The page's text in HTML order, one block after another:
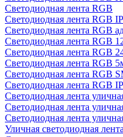
Светодиодная лента RGB
Светодиодная лента RGB
Светодиодная лента RGB
Светодиодная лента RGB
Светодиодная лента RGB
Светодиодная лента RGB
Светодиодная лента RGB
Светодиодная лента RGB
Светодиодная лента
Светодиодная лента
Светодиодная лента
Уличная светодиодная